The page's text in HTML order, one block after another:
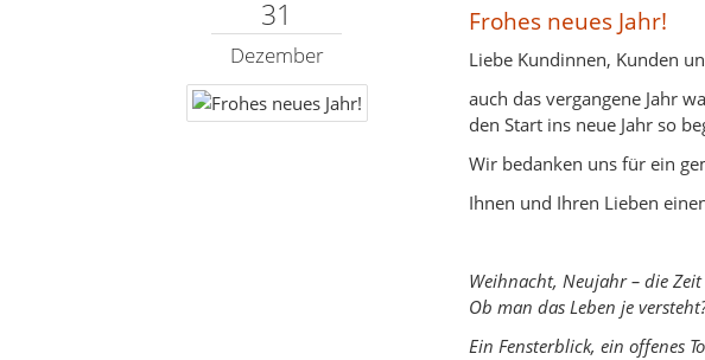
31
Dezember
Frohes neues Jahr!
Liebe Kundinnen, Kunden
auch das vergangene Jahr
den Start ins neue Jahr so
Wir bedanken uns für ein
Ihnen und Ihren Lieben
Weihnacht, Neujahr – die Zeit
Ob man das Leben je
Ein Fensterblick, ein offenes